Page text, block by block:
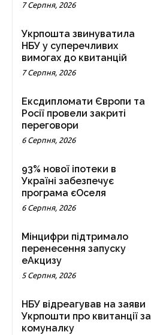
7 Серпня, 2026
Укрпошта звинуватила
НБУ у суперечливих
вимогах до квитанцій
7 Серпня, 2026
Ексдипломати Європи та
Росії провели закриті
переговори
6 Серпня, 2026
93% нової іпотеки в
Україні забезпечує
програма єОселя
6 Серпня, 2026
Мінцифри підтримало
перенесення запуску
еАкцизу
5 Серпня, 2026
НБУ відреагував на заяви
Укрпошти про квитанції за
комуналку